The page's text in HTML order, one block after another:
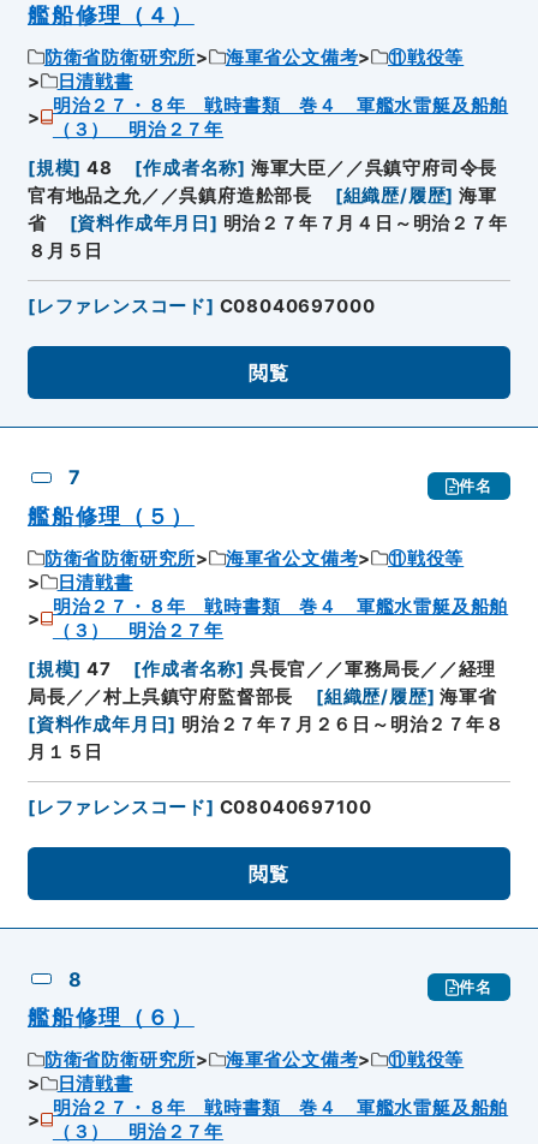
艦船修理（４）
防衛省防衛研究所 海軍省公文備考
⑪戦役等
日清戦書
明治２７・８年 戦時書類 巻４ 軍艦水雷艇及船舶
（３） 明治２７年
[規模] 48 [作成者名称] 海軍大臣／／呉鎮守府司令長
官有地品之允／／呉鎮府造舩部長
[組織歴/履歴] 海軍
省
[資料作成年月日 ] 明治２７年７月４日～明治２７年
８月５日
[レファレンスコード] C08040697000
閲覧
7 件名
艦船修理（５）
防衛省防衛研究所 海軍省公文備考
⑪戦役等
日清戦書
明治２７・８年 戦時書類 巻４ 軍艦水雷艇及船舶
（３） 明治２７年
[規模] 47 [作成者名称] 呉長官／／軍務局長／／経理
局長／／村上呉鎮守府監督部長
[組織歴/履歴] 海軍省
[資料作成年月日] 明治２７年７月２６日～明治２７年８
月１５日
[レファレンスコード] C08040697100
閲覧
8 件名
艦船修理（６）
防衛省防衛研究所 海軍省公文備考
⑪戦役等
日清戦書
明治２７・８年 戦時書類 巻４ 軍艦水雷艇及船舶
（３） 明治２７年